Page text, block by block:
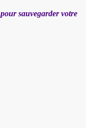
pour sauvegarder votre